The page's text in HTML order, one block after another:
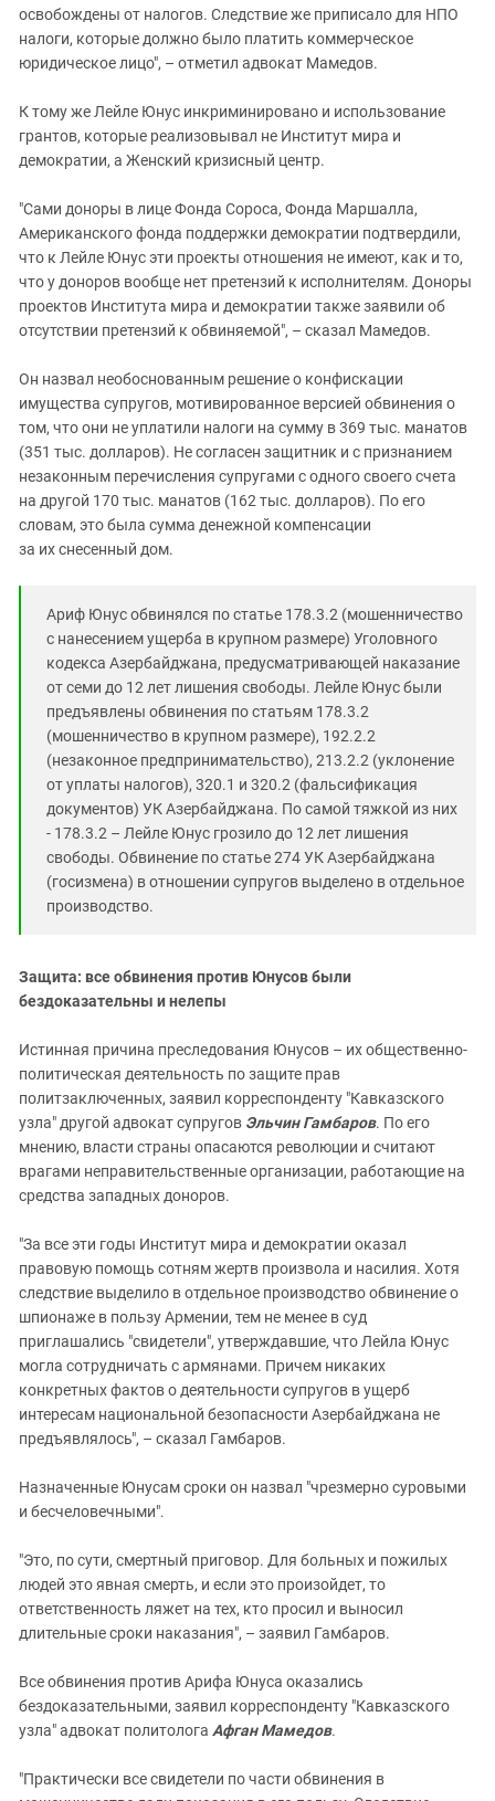
освобождены от налогов. Следствие же приписало для НПО
налоги, которые должно было платить коммерческое
юридическое лицо", – отметил адвокат Мамедов.
К тому же Лейле Юнус инкриминировано и использование
грантов, которые реализовывал не Институт мира и
демократии, а Женский кризисный центр.
"Сами доноры в лице Фонда Сороса, Фонда Маршалла,
Американского фонда поддержки демократии подтвердили,
что к Лейле Юнус эти проекты отношения не имеют, как и то,
что у доноров вообще нет претензий к исполнителям. Доноры
проектов Института мира и демократии также заявили об
отсутствии претензий к обвиняемой", – сказал Мамедов.
Он назвал необоснованным решение о конфискации
имущества супругов, мотивированное версией обвинения о
том, что они не уплатили налоги на сумму в 369 тыс. манатов
(351 тыс. долларов). Не согласен защитник и с признанием
незаконным перечисления супругами с одного своего счета
на другой 170 тыс. манатов (162 тыс. долларов). По его
словам, это была сумма денежной компенсации
за их снесенный дом.
Ариф Юнус обвинялся по статье 178.3.2 (мошенничество
с нанесением ущерба в крупном размере) Уголовного
кодекса Азербайджана, предусматривающей наказание
от семи до 12 лет лишения свободы. Лейле Юнус были
предъявлены обвинения по статьям 178.3.2
(мошенничество в крупном размере), 192.2.2
(незаконное предпринимательство), 213.2.2 (уклонение
от уплаты налогов), 320.1 и 320.2 (фальсификация
документов) УК Азербайджана. По самой тяжкой из них
- 178.3.2 – Лейле Юнус грозило до 12 лет лишения
свободы. Обвинение по статье 274 УК Азербайджана
(госизмена) в отношении супругов выделено в отдельное
производство.
Защита: все обвинения против Юнусов были
бездоказательны и нелепы
Истинная причина преследования Юнусов – их общественно-
политическая деятельность по защите прав
политзаключенных, заявил корреспонденту "Кавказского
узла" другой адвокат супругов Эльчин Гамбаров. По его
мнению, власти страны опасаются революции и считают
врагами неправительственные организации, работающие на
средства западных доноров.
"За все эти годы Институт мира и демократии оказал
правовую помощь сотням жертв произвола и насилия. Хотя
следствие выделило в отдельное производство обвинение о
шпионаже в пользу Армении, тем не менее в суд
приглашались "свидетели", утверждавшие, что Лейла Юнус
могла сотрудничать с армянами. Причем никаких
конкретных фактов о деятельности супругов в ущерб
интересам национальной безопасности Азербайджана не
предъявлялось", – сказал Гамбаров.
Назначенные Юнусам сроки он назвал "чрезмерно суровыми
и бесчеловечными".
"Это, по сути, смертный приговор. Для больных и пожилых
людей это явная смерть, и если это произойдет, то
ответственность ляжет на тех, кто просил и выносил
длительные сроки наказания", – заявил Гамбаров.
Все обвинения против Арифа Юнуса оказались
бездоказательными, заявил корреспонденту "Кавказского
узла" адвокат политолога Афган Мамедов.
"Практически все свидетели по части обвинения в